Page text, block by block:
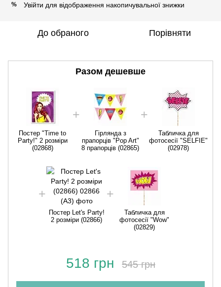
% Увійти для відображення накопичувальної знижки
До обраного Порівняти
Разом дешевше
Постер "Time to
Party!" 2 розміри
(02868)
Гірлянда з
прапорців "Pop Art"
8 прапорців (02865)
Табличка для
фотосесії "SELFIE"
(02978)
Постер Let's Party!
2 розміри (02866)
Табличка для
фотосесії "Wow"
(02829)
518 грн 545 грн